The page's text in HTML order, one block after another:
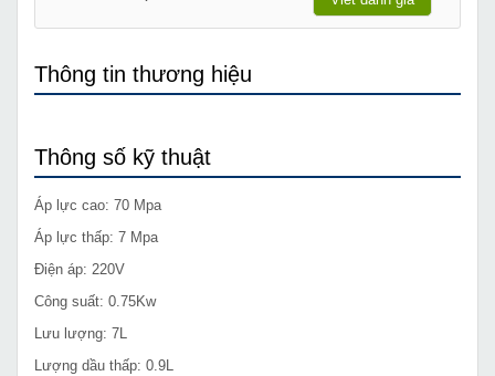
Thông tin thương hiệu
Thông số kỹ thuật
Áp lực cao: 70 Mpa
Áp lực thấp: 7 Mpa
Điện áp: 220V
Công suất: 0.75Kw
Lưu lượng: 7L
Lượng dầu thấp: 0.9L